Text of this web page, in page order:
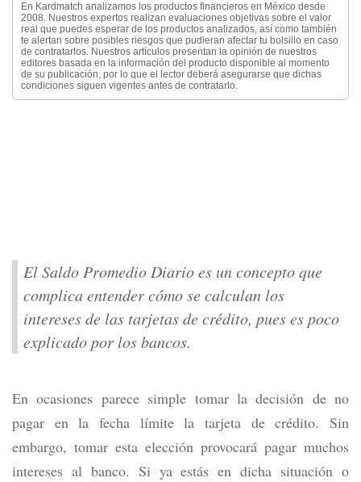
En Kardmatch analizamos los productos financieros en México desde
2008. Nuestros expertos realizan evaluaciones objetivas sobre el valor
real que puedes esperar de los productos analizados, así como también
te alertan sobre posibles riesgos que pudieran afectar tu bolsillo en caso
de contratarlos. Nuestros artículos presentan la opinión de nuestros
editores basada en la información del producto disponible al momento
de su publicación, por lo que el lector deberá asegurarse que dichas
condiciones siguen vigentes antes de contratarlo.
El Saldo Promedio Diario es un concepto que
complica entender cómo se calculan los
intereses de las tarjetas de crédito, pues es poco
explicado por los bancos.
En ocasiones parece simple tomar la decisión de no
pagar en la fecha límite la tarjeta de crédito. Sin
embargo, tomar esta elección provocará pagar muchos
intereses al banco. Si ya estás en dicha situación o